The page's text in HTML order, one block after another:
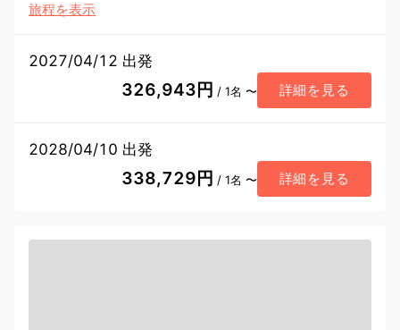
旅程を表示
2027/04/12 出発
326,943円 / 1名 〜 詳細を見る
2028/04/10 出発
338,729円 / 1名 〜 詳細を見る